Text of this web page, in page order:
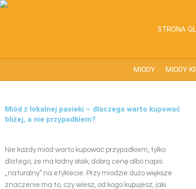
Przejdź
STRONA
MIODY MIODY
Miód z lokalnej pasieki – dlaczego warto kupować
bliżej, a nie przypadkiem?
Nie każdy miód warto kupować przypadkiem, tylko
dlatego, że ma ładny słoik, dobrą cenę albo napis
„naturalny” na etykiecie. Przy miodzie dużo większe
znaczenie ma to, czy wiesz, od kogo kupujesz, jaki